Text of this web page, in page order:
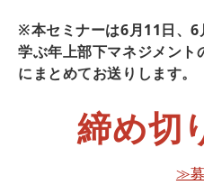
※本セミナーは6月11日、
学ぶ年上部下マネジメント
にまとめてお送りします。
締め切
≫募